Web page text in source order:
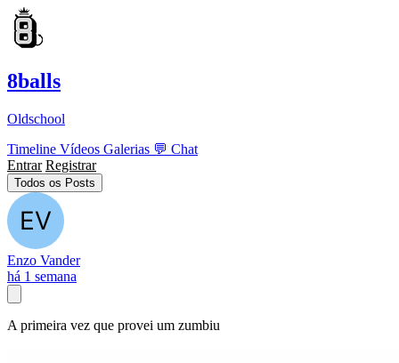
8balls
Oldschool
Timeline Vídeos Galerias 💬 Chat
Entrar Registrar
Todos os Posts
Enzo Vander
há 1 semana
A primeira vez que provei um zumbiu